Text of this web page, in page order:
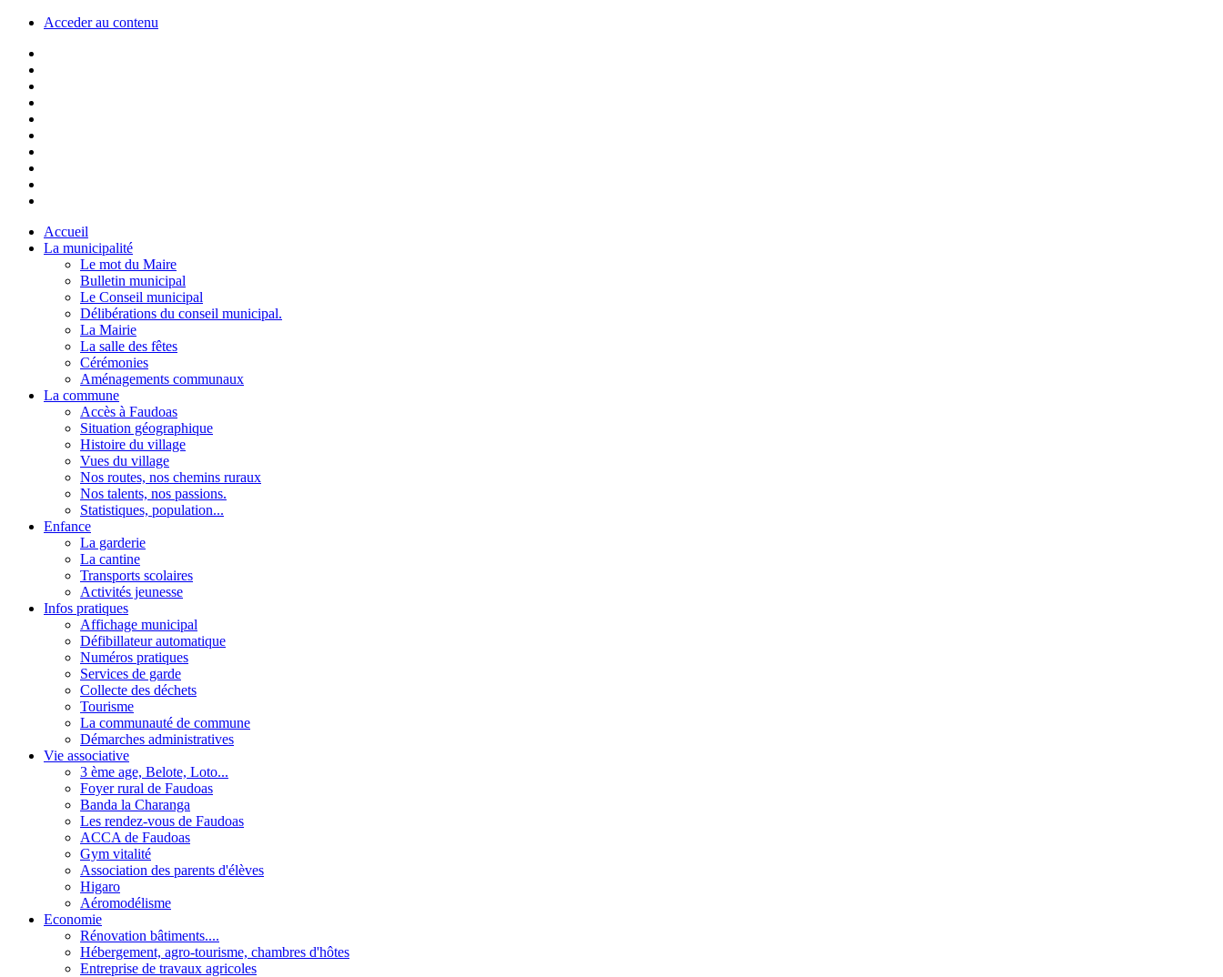
Acceder au contenu
Accueil
La municipalité
Le mot du Maire
Bulletin municipal
Le Conseil municipal
Délibérations du conseil municipal.
La Mairie
La salle des fêtes
Cérémonies
Aménagements communaux
La commune
Accès à Faudoas
Situation géographique
Histoire du village
Vues du village
Nos routes, nos chemins ruraux
Nos talents, nos passions.
Statistiques, population...
Enfance
La garderie
La cantine
Transports scolaires
Activités jeunesse
Infos pratiques
Affichage municipal
Défibillateur automatique
Numéros pratiques
Services de garde
Collecte des déchets
Tourisme
La communauté de commune
Démarches administratives
Vie associative
3 ème age, Belote, Loto...
Foyer rural de Faudoas
Banda la Charanga
Les rendez-vous de Faudoas
ACCA de Faudoas
Gym vitalité
Association des parents d'élèves
Higaro
Aéromodélisme
Economie
Rénovation bâtiments....
Hébergement, agro-tourisme, chambres d'hôtes
Entreprise de travaux agricoles